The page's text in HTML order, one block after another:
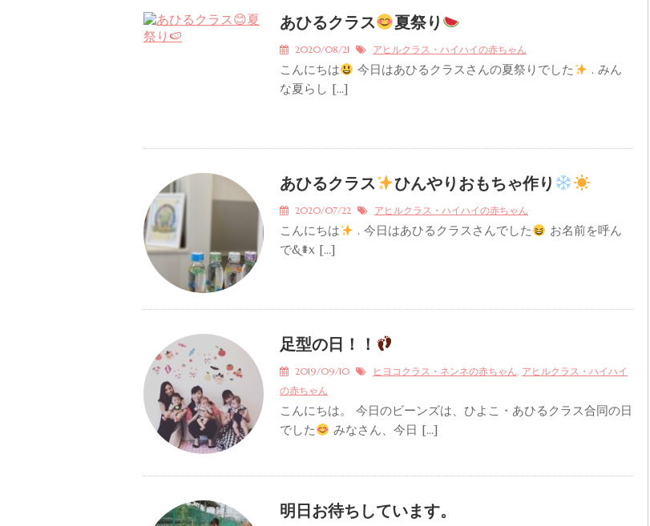
あひるクラス 夏祭り
2020/08/21 アヒルクラス・ハイハイの赤ちゃん
こんにちは 今日はあひるクラスさんの夏祭りでした
. みん
な夏らし […]
あひるクラス ひんやりおもちゃ作り
2020/07/22 アヒルクラス・ハイハイの赤ちゃん
こんにちは . 今日はあひるクラスさんでした
お名前を呼ん
で&#x […]
足型の日！！
2019/09/10 ヒヨコクラス・ネンネの赤ちゃん, アヒルクラス・ハイハイ
の赤ちゃん
こんにちは。 今日のビーンズは、ひよこ・あひるクラス合同の日
でした
みなさん、今日 […]
明日お待ちしています。